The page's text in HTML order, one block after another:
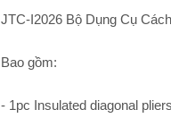
JTC-I2026 Bộ Dụng Cụ
Bao gồm:
- 1pc Insulated diagonal